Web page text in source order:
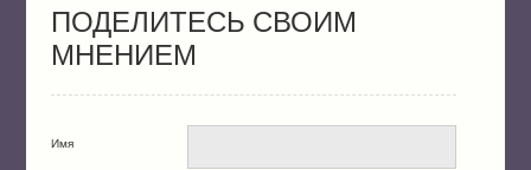
ПОДЕЛИТЕСЬ СВОИМ
МНЕНИЕМ
Имя